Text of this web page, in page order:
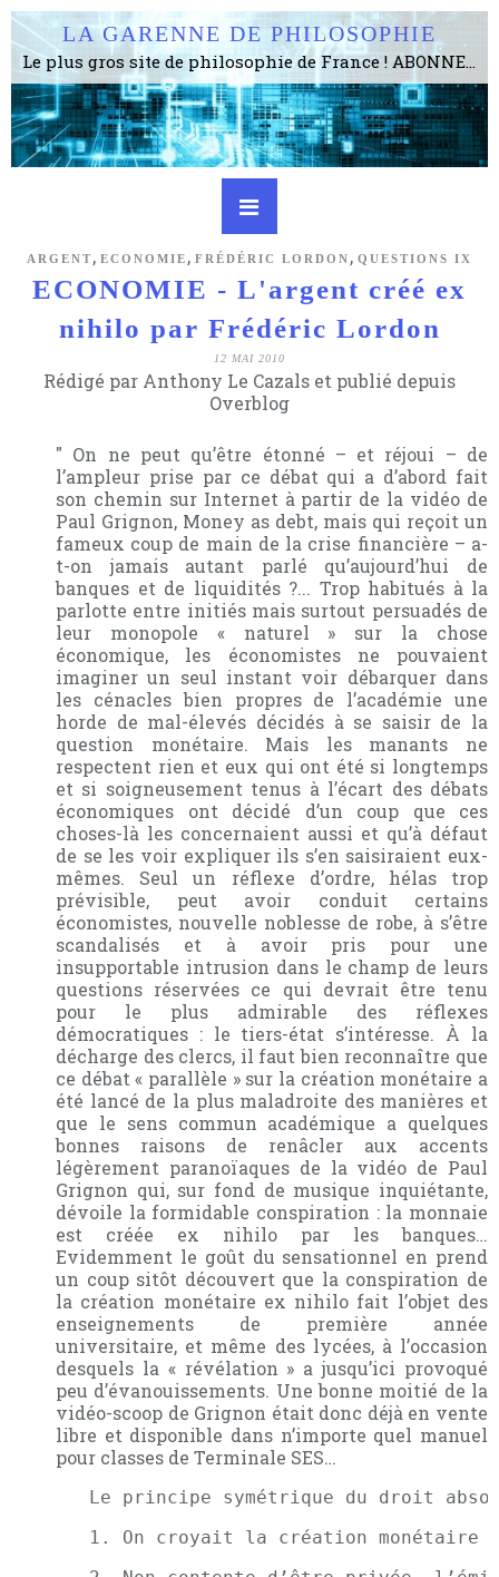
LA GARENNE DE PHILOSOPHIE
Le plus gros site de philosophie de France ! ABONNEZ-VOUS ! 4115 Articles, 1634 abonné·e·s, depuis 2006 . . . . . . . . 2 852 214 pages vues jusqu'à présent. Prestance et être apte à un plus grand nombre de choses.
ARGENT , ECONOMIE , FRÉDÉRIC LORDON , QUESTIONS IX
ECONOMIE - L'argent créé ex
nihilo par Frédéric Lordon
12 MAI 2010
Rédigé par Anthony Le Cazals et publié depuis
Overblog
" On ne peut qu’être étonné – et réjoui – de
l’ampleur prise par ce débat qui a d’abord fait
son chemin sur Internet à partir de la vidéo de
Paul Grignon, Money as debt, mais qui reçoit un
fameux coup de main de la crise financière – a-
t-on jamais autant parlé qu’aujourd’hui de
banques et de liquidités ?... Trop habitués à la
parlotte entre initiés mais surtout persuadés de
leur monopole « naturel » sur la chose
économique, les économistes ne pouvaient
imaginer un seul instant voir débarquer dans
les cénacles bien propres de l’académie une
horde de mal-élevés décidés à se saisir de la
question monétaire. Mais les manants ne
respectent rien et eux qui ont été si longtemps
et si soigneusement tenus à l’écart des débats
économiques ont décidé d’un coup que ces
choses-là les concernaient aussi et qu’à défaut
de se les voir expliquer ils s’en saisiraient eux-
mêmes. Seul un réflexe d’ordre, hélas trop
prévisible, peut avoir conduit certains
économistes, nouvelle noblesse de robe, à s’être
scandalisés et à avoir pris pour une
insupportable intrusion dans le champ de leurs
questions réservées ce qui devrait être tenu
pour le plus admirable des réflexes
démocratiques : le tiers-état s’intéresse. À la
décharge des clercs, il faut bien reconnaître que
ce débat « parallèle » sur la création monétaire a
été lancé de la plus maladroite des manières et
que le sens commun académique a quelques
bonnes raisons de renâcler aux accents
légèrement paranoïaques de la vidéo de Paul
Grignon qui, sur fond de musique inquiétante,
dévoile la formidable conspiration : la monnaie
est créée ex nihilo par les banques…
Evidemment le goût du sensationnel en prend
un coup sitôt découvert que la conspiration de
la création monétaire ex nihilo fait l’objet des
enseignements de première année
universitaire, et même des lycées, à l’occasion
desquels la « révélation » a jusqu’ici provoqué
peu d’évanouissements. Une bonne moitié de la
vidéo-scoop de Grignon était donc déjà en vente
libre et disponible dans n’importe quel manuel
pour classes de Terminale SES…